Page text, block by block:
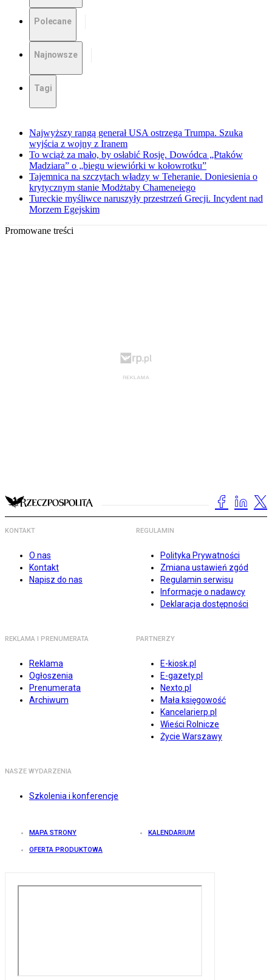
Polecane
Najnowsze
Tagi
Najwyższy rangą generał USA ostrzega Trumpa. Szuka
wyjścia z wojny z Iranem
To wciąż za mało, by osłabić Rosję. Dowódca „Ptaków
Madziara” o „biegu wiewiórki w kołowrotku”
Tajemnica na szczytach władzy w Teheranie. Doniesienia o
krytycznym stanie Modżtaby Chameneiego
Tureckie myśliwce naruszyły przestrzeń Grecji. Incydent nad
Morzem Egejskim
Promowane treści
KONTAKT
O nas
Kontakt
Napisz do nas
REGULAMIN
Polityka Prywatności
Zmiana ustawień zgód
Regulamin serwisu
Informacje o nadawcy
Deklaracja dostępności
REKLAMA I PRENUMERATA
Reklama
Ogłoszenia
Prenumerata
Archiwum
PARTNERZY
E-kiosk.pl
E-gazety.pl
Nexto.pl
Mała księgowość
Kancelarierp.pl
Wieści Rolnicze
Życie Warszawy
NASZE WYDARZENIA
Szkolenia i konferencje
MAPA STRONY KALENDARIUM
OFERTA PRODUKTOWA